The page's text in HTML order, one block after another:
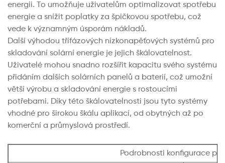
energii. To umožňuje uživatelům optimalizovat spotřebu
energie a snížit poplatky za špičkovou spotřebu, což
vede k významným úsporám nákladů.
Další výhodou třífázových nízkonapěťových systémů pro
skladování solární energie je jejich škálovatelnost.
Uživatelé mohou snadno rozšířit kapacitu svého systému
přidáním dalších solárních panelů a baterií, což umožní
větší výrobu a skladování energie s rostoucími
potřebami. Díky této škálovatelnosti jsou tyto systémy
vhodné pro širokou škálu aplikací, od obytných až po
komerční a průmyslová prostředí.
Podrobnosti konfigurace